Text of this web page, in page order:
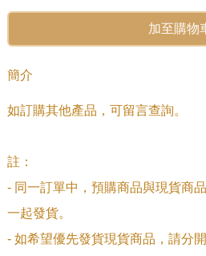
加至購物
簡介
如訂購其他產品，可留言查詢。
註：
- 同一訂單中，預購商品與現貨商
一起發貨。
- 如希望優先發貨現貨商品，請分